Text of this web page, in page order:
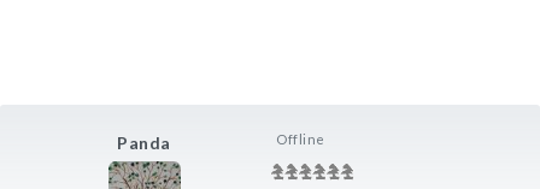
Panda Offline